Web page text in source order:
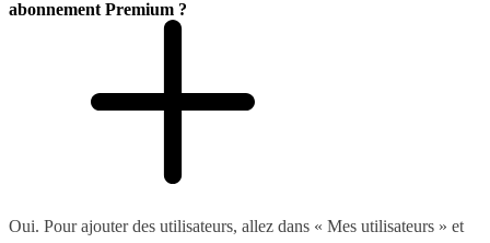
abonnement Premium ?
Oui. Pour ajouter des utilisateurs, allez dans « Mes utilisateurs » et